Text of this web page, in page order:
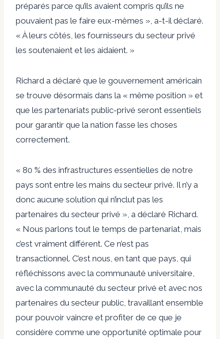
préparés parce qu’ils avaient compris qu’ils ne
pouvaient pas le faire eux-mêmes », a-t-il déclaré.
« À leurs côtés, les fournisseurs du secteur privé
les soutenaient et les aidaient. »
Richard a déclaré que le gouvernement américain
se trouve désormais dans la « même position » et
que les partenariats public-privé seront essentiels
pour garantir que la nation fasse les choses
correctement.
« 80 % des infrastructures essentielles de notre
pays sont entre les mains du secteur privé. Il n’y a
donc aucune solution qui n’inclut pas les
partenaires du secteur privé », a déclaré Richard.
« Nous parlons tout le temps de partenariat, mais
c’est vraiment différent. Ce n’est pas
transactionnel. C’est nous, en tant que pays, qui
réfléchissons avec la communauté universitaire,
avec la communauté du secteur privé et avec nos
partenaires du secteur public, travaillant ensemble
pour pouvoir vaincre et profiter de ce que je
considère comme une opportunité optimale pour